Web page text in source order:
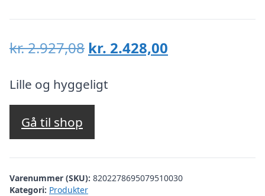
kr.2.927,08 Den
pris
var:
kr. 2.428,00
Lille og hyggeligt
Gå til shop
Varenummer (SKU): 8202278695079510030
Kategori: Produkter